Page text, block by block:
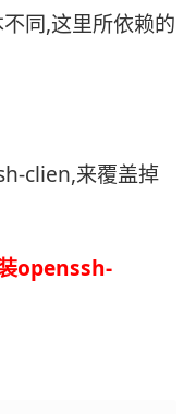
同,这里所依赖的
clien,来覆盖掉
openssh-